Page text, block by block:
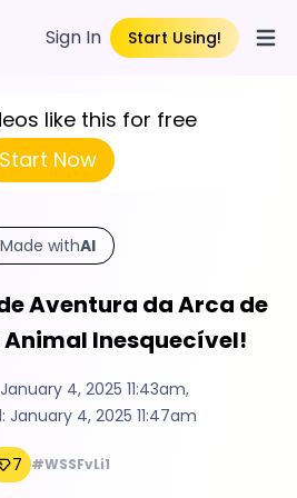
Sign In Start Using!
like this for free
Start Now
Made withAI
Aventura da Arca de
Animal Inesquecível!
January 4, 2025 11:43am,
January 4, 2025 11:47am
7 #WSSFvLi1